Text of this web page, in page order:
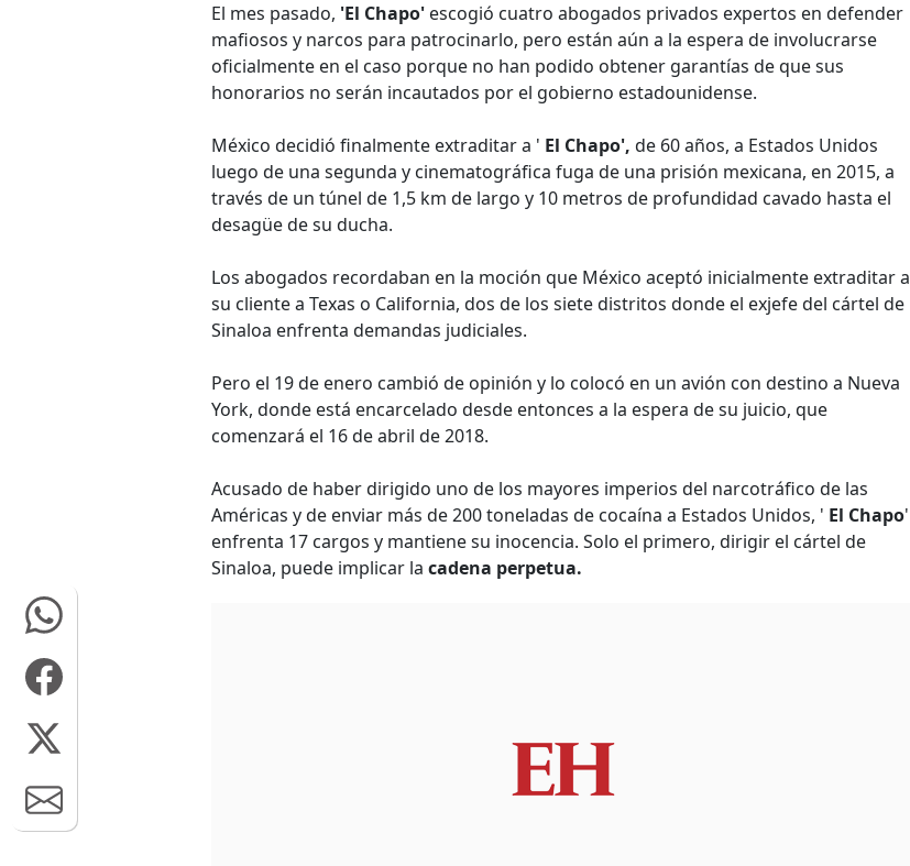
El mes pasado, 'El Chapo' escogió cuatro abogados privados expertos en defender
mafiosos y narcos para patrocinarlo, pero están aún a la espera de involucrarse
oficialmente en el caso porque no han podido obtener garantías de que sus
honorarios no serán incautados por el gobierno estadounidense.
México decidió finalmente extraditar a ' El Chapo', de 60 años, a Estados Unidos
luego de una segunda y cinematográfica fuga de una prisión mexicana, en 2015, a
través de un túnel de 1,5 km de largo y 10 metros de profundidad cavado hasta el
desagüe de su ducha.
Los abogados recordaban en la moción que México aceptó inicialmente extraditar a
su cliente a Texas o California, dos de los siete distritos donde el exjefe del cártel de
Sinaloa enfrenta demandas judiciales.
Pero el 19 de enero cambió de opinión y lo colocó en un avión con destino a Nueva
York, donde está encarcelado desde entonces a la espera de su juicio, que
comenzará el 16 de abril de 2018.
Acusado de haber dirigido uno de los mayores imperios del narcotráfico de las
Américas y de enviar más de 200 toneladas de cocaína a Estados Unidos, ' El Chapo'
enfrenta 17 cargos y mantiene su inocencia. Solo el primero, dirigir el cártel de
Sinaloa, puede implicar la cadena perpetua.